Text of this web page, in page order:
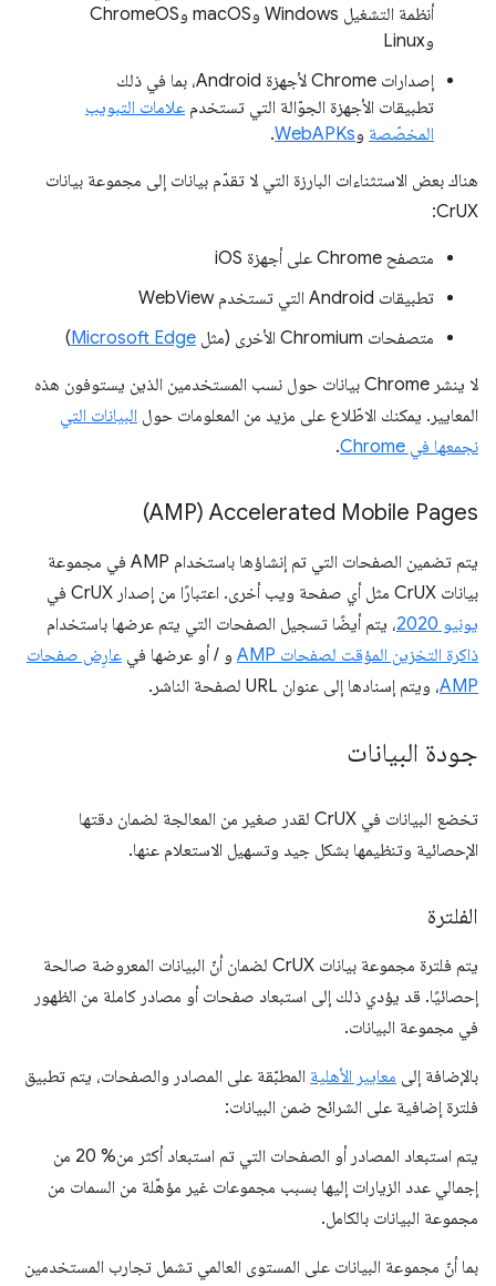
أنظمة التشغيل Windows وmacOS وChromeOS
وLinux
إصدارات Chrome لأجهزة Android، بما في ذلك
تطبيقات الأجهزة الجوّالة التي تستخدم علامات التبويب
المخصّصة وWebAPKs
.
هناك بعض الاستثناءات البارزة التي لا تقدّم بيانات إلى مجموعة بيانات
CrUX:
متصفح Chrome على أجهزة iOS
تطبيقات Android التي تستخدم WebView
متصفحات Chromium الأخرى (مثل
Microsoft Edge
)
لا ينشر Chrome بيانات حول نسب المستخدمين الذين يستوفون هذه
المعايير. يمكنك الاطّلاع على مزيد من المعلومات حول البيانات التي
نجمعها في Chrome
.
Accelerated Mobile Pages‏ (AMP)
يتم تضمين الصفحات التي تم إنشاؤها باستخدام AMP في مجموعة
بيانات CrUX مثل أي صفحة ويب أخرى. اعتبارًا من إصدار CrUX في
يونيو 2020
، يتم أيضًا تسجيل الصفحات التي يتم عرضها باستخدام
ذاكرة التخزين المؤقت لصفحات AMP
و / أو عرضها في عارِض صفحات
AMP، ويتم إسنادها إلى عنوان URL لصفحة الناشر.
جودة البيانات
تخضع البيانات في CrUX لقدر صغير من المعالجة لضمان دقتها
الإحصائية وتنظيمها بشكل جيد وتسهيل الاستعلام عنها.
الفلترة
يتم فلترة مجموعة بيانات CrUX لضمان أنّ البيانات المعروضة صالحة
إحصائيًا. قد يؤدي ذلك إلى استبعاد صفحات أو مصادر كاملة من الظهور
في مجموعة البيانات.
بالإضافة إلى معايير الأهلية المطبّقة على المصادر والصفحات، يتم تطبيق
فلترة إضافية على الشرائح ضمن البيانات:
يتم استبعاد المصادر أو الصفحات التي تم استبعاد أكثر من% 20 من
إجمالي عدد الزيارات إليها بسبب مجموعات غير مؤهّلة من السمات من
مجموعة البيانات بالكامل.
بما أنّ مجموعة البيانات على المستوى العالمي تشمل تجارب المستخدمين